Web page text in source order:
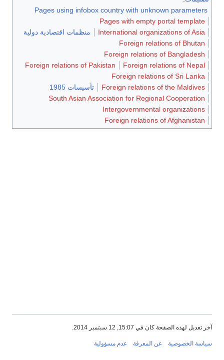
Pages using infobox country with unknown parameters
Pages with empty portal template
International organizations of Asia
منظمات اقتصادية دولية
Foreign relations of Bhutan
Foreign relations of Bangladesh
Foreign relations of Nepal
Foreign relations of Pakistan
Foreign relations of Sri Lanka
Foreign relations of the Maldives
تأسيسات 1985
South Asian Association for Regional Cooperation
Intergovernmental organizations
Foreign relations of Afghanistan
آخر تعديل لهذه الصفحة كان في 15:07, 12 سبتمبر 2014.
سياسة الخصوصية عن المعرفة عدم مسؤولية